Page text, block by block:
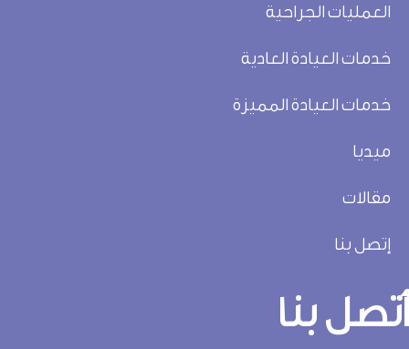
العمليات الجراحية
خدمات العيادة العادية
خدمات العيادة المميزة
ميديا
مقالات
إتصل بنا
بنا